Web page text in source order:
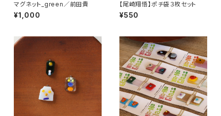
マグネット_green／前田貴
¥1,000
【尾崎翔悟】ポチ袋３枚セット
¥550